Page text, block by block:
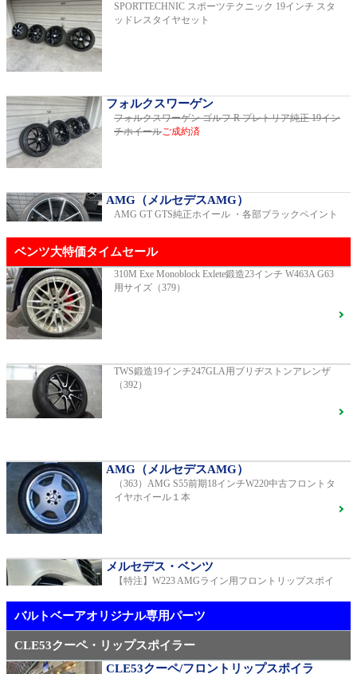
GT53 4MATIC+ ダイナミックプラスパッ
ケージご成約済
2024年モデル 車検2027年01月 走行8,500km
2018年モデル 車検 走行23,500km
ベンツ中古車在庫車情報
SPORTTECHNIC スポーツテクニック 19インチ スタ
ッドレスタイヤセット
フォルクスワーゲン
フォルクスワーゲン ゴルフ R プレトリア純正 19イン
チホイールご成約済
AMG（メルセデスAMG）
AMG GT GTS純正ホイール ・各部ブラックペイント
R231 SL400 ロルフハルトゲ20インチアルミホイール
【中古タイヤ美品】ピレリPゼロネロ255/30/20 5分山1
メルセデス・ベンツ
TWS EX-fMⅡ Monoblock 20インチ メルセデスベンツ
AMG（メルセデスAMG）
21インチ鍛造 TWS EXlete 210M ミシュランパイロッ
トスポーツ4Sご成約済
ベンツ大特価タイムセール
310M Exe Monoblock Exlete鍛造23インチ W463A G63
用サイズ（379）
TWS鍛造19インチ247GLA用ブリヂストンアレンザ
（392）
AMG（メルセデスAMG）
（363）AMG S55前期18インチW220中古フロントタ
イヤホイール１本
メルセデス・ベンツ
【特注】W223 AMGライン用フロントリップスポイ
バルトベーアオリジナル専用パーツ
CLE53クーペ・リップスポイラー
CLE53クーペ/フロントリップスポイラ